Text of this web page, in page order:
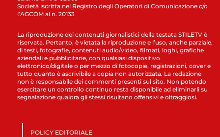
Società iscritta nel Registro degli Operatori di Comunicazione c/o
l’AGCOM al n. 20133
La riproduzione dei contenuti giornalistici della testata STILETV è
riservata. Pertanto, è vietata la riproduzione e l’uso, anche parziale,
di testi, fotografie, contenuti audio/video, filmati, loghi, grafiche
aziendali e pubblicitarie, con qualsiasi dispositivo
elettronico/digitale o per mezzo di fotocopie, registrazioni, cover e
tutto quanto è ascrivibile a copia non autorizzata. La redazione
non è responsabile dei commenti presenti sul sito. Non potendo
esercitare un controllo continuo resta disponibile ad eliminarli su
segnalazione qualora gli stessi risultano offensivi e oltraggiosi.
POLICY EDITORIALE